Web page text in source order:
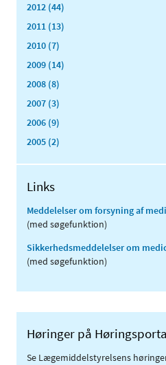
2012 (44)
2011 (13)
2010 (7)
2009 (14)
2008 (8)
2007 (3)
2006 (9)
2005 (2)
Links
Meddelelser om forsyning af
(med søgefunktion)
Sikkerhedsmeddelelser om
(med søgefunktion)
Høringer på
Se Lægemiddelstyrelsens